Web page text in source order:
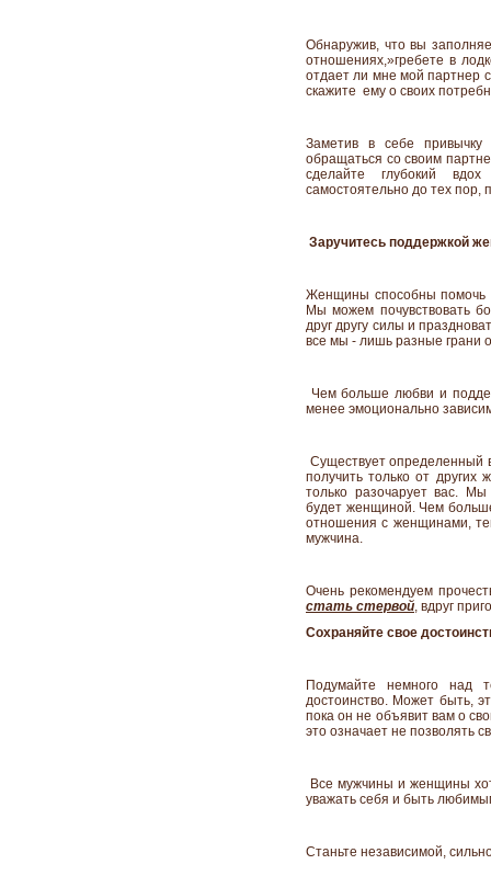
Обнаружив, что вы
отношениях,»гребете в
отдает ли мне мой партнер
скажите ему о своих
Заметив в себе
обращаться со своим
сделайте глубокий
самостоятельно до тех пор,
Заручитесь поддержкой
Женщины способны помочь
Мы можем почувствовать
друг другу силы и
все мы - лишь разные грани
Чем больше любви и
менее эмоционально
Существует определенный
получить только от
только разочарует вас.
будет женщиной. Чем
отношения с женщинами,
мужчина.
Очень рекомендуем
стать стервой, вдруг
Сохраняйте свое
Подумайте немного над
достоинство. Может быть,
пока он не объявит вам о
это означает не позволять
Все мужчины и женщины
уважать себя и быть
Станьте независимой,